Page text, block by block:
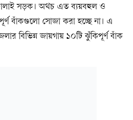
ঢালাই সড়ক। অথচ এত ব্যয়বহুল ও
বাঁকগুলো সোজা করা হচ্ছে না। এ
বিভিন্ন জায়গায় ১০টি ঝুঁকিপূর্ণ বাঁক